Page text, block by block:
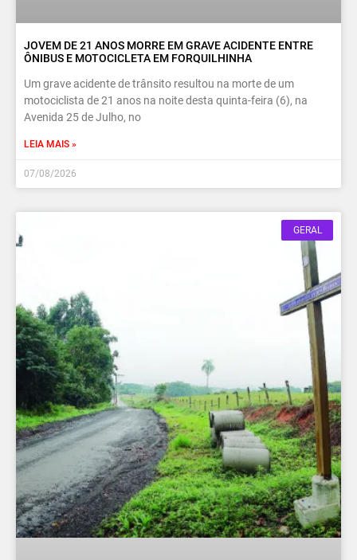
JOVEM DE 21 ANOS MORRE EM GRAVE ACIDENTE ENTRE
ÔNIBUS E MOTOCICLETA EM FORQUILHINHA
Um grave acidente de trânsito resultou na morte de um
motociclista de 21 anos na noite desta quinta-feira (6), na
Avenida 25 de Julho, no
LEIA MAIS »
07/08/2026
GERAL